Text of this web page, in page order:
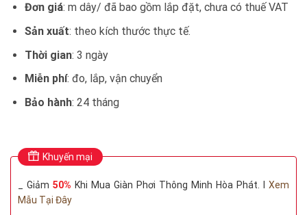
Đơn giá: m dây/ đã bao gồm lắp đặt, chưa có thuế VAT
Sản xuất: theo kích thước thực tế.
Thời gian: 3 ngày
Miễn phí: đo, lắp, vận chuyển
Bảo hành: 24 tháng
Khuyến mại
_ Giảm 50% Khi Mua Giàn Phơi Thông Minh Hòa Phát. I Xem
Mẫu Tại Đây